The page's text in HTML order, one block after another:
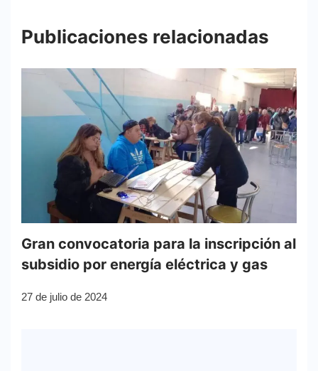
Publicaciones relacionadas
Gran convocatoria para la inscripción al
subsidio por energía eléctrica y gas
27 de julio de 2024